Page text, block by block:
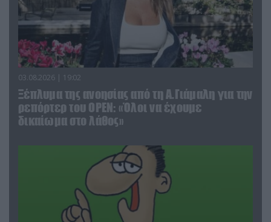
03.08.2026 | 19:02
Ξέπλυμα της ανοησίας από τη Α.Γιάμαλη για την
ρεπόρτερ του ΟΡΕΝ: «Όλοι να έχουμε
δικαίωμα στο λάθος»